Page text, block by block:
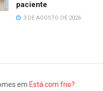
paciente
3 DE AGOSTO DE 2026
em Está com frio?